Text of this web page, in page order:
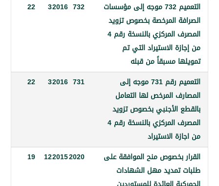
التعميم 732 موجه إلى مؤسسات
المرخصة بخصوص تزويد
المصرف المركزي بالنسخة رقم 4
الاستيراد التي تم
مسبقاً من قبله
732
2016
22
التعميم رقم 731 موجه إلى
المرخص لها التعامل
الأجنبي بخصوص تزويد
المصرف المركزي بالنسخة رقم 4
الاستيراد
731
22
بخصوص منح الموافقة على
مهل الشهادات
2020
2015
12
19